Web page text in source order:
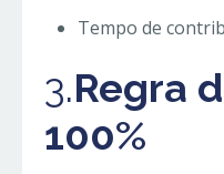
Tempo de
3.Regra
100%